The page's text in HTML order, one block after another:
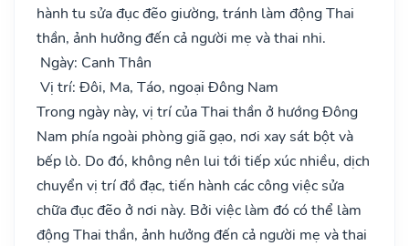
hành tu sửa đục đẽo giường, tránh làm động Thai
thần, ảnh hưởng đến cả người mẹ và thai nhi.
Ngày: Canh Thân
Vị trí: Đôi, Ma, Táo, ngoại Đông Nam
Trong ngày này, vị trí của Thai thần ở hướng Đông
Nam phía ngoài phòng giã gạo, nơi xay sát bột và
bếp lò. Do đó, không nên lui tới tiếp xúc nhiều, dịch
chuyển vị trí đồ đạc, tiến hành các công việc sửa
chữa đục đẽo ở nơi này. Bởi việc làm đó có thể làm
động Thai thần, ảnh hưởng đến cả người mẹ và thai